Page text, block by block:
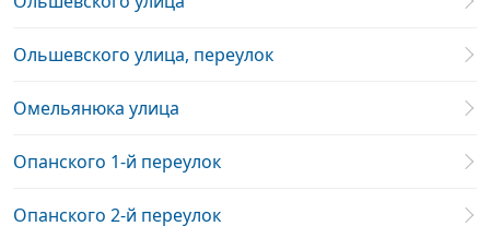
Ольшевского улица, переулок
Омельянюка улица
Опанского 1-й переулок
Опанского 2-й переулок